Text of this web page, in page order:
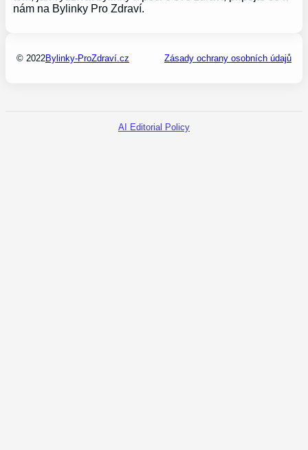
nám na Bylinky Pro Zdraví.
© 2022Bylinky-ProZdraví.cz Zásady ochrany osobních údajů
AI Editorial Policy